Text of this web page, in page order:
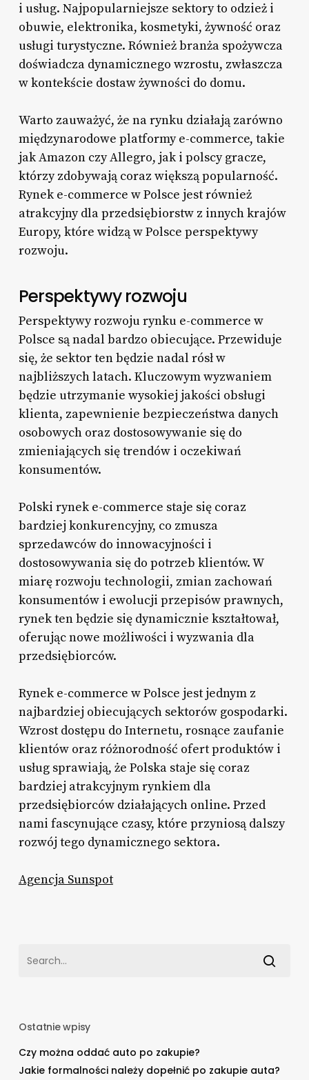
i usług. Najpopularniejsze sektory to odzież i
obuwie, elektronika, kosmetyki, żywność oraz
usługi turystyczne. Również branża spożywcza
doświadcza dynamicznego wzrostu, zwłaszcza
w kontekście dostaw żywności do domu.
Warto zauważyć, że na rynku działają zarówno
międzynarodowe platformy e-commerce, takie
jak Amazon czy Allegro, jak i polscy gracze,
którzy zdobywają coraz większą popularność.
Rynek e-commerce w Polsce jest również
atrakcyjny dla przedsiębiorstw z innych krajów
Europy, które widzą w Polsce perspektywy
rozwoju.
Perspektywy rozwoju
Perspektywy rozwoju rynku e-commerce w
Polsce są nadal bardzo obiecujące. Przewiduje
się, że sektor ten będzie nadal rósł w
najbliższych latach. Kluczowym wyzwaniem
będzie utrzymanie wysokiej jakości obsługi
klienta, zapewnienie bezpieczeństwa danych
osobowych oraz dostosowywanie się do
zmieniających się trendów i oczekiwań
konsumentów.
Polski rynek e-commerce staje się coraz
bardziej konkurencyjny, co zmusza
sprzedawców do innowacyjności i
dostosowywania się do potrzeb klientów. W
miarę rozwoju technologii, zmian zachowań
konsumentów i ewolucji przepisów prawnych,
rynek ten będzie się dynamicznie kształtował,
oferując nowe możliwości i wyzwania dla
przedsiębiorców.
Rynek e-commerce w Polsce jest jednym z
najbardziej obiecujących sektorów gospodarki.
Wzrost dostępu do Internetu, rosnące zaufanie
klientów oraz różnorodność ofert produktów i
usług sprawiają, że Polska staje się coraz
bardziej atrakcyjnym rynkiem dla
przedsiębiorców działających online. Przed
nami fascynujące czasy, które przyniosą dalszy
rozwój tego dynamicznego sektora.
Agencja Sunspot
Ostatnie wpisy
Czy można oddać auto po zakupie?
Jakie formalności należy dopełnić po zakupie auta?